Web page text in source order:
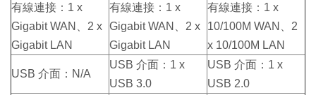
有線連接：1 x
Gigabit WAN、2 x
Gigabit LAN
有線連接：1 x
Gigabit WAN、2 x
Gigabit LAN
有線連接：1 x
10/100M WAN、2
x 10/100M LAN
USB 介面：N/A
USB 介面：1 x
USB 3.0
USB 介面：1 x
USB 2.0